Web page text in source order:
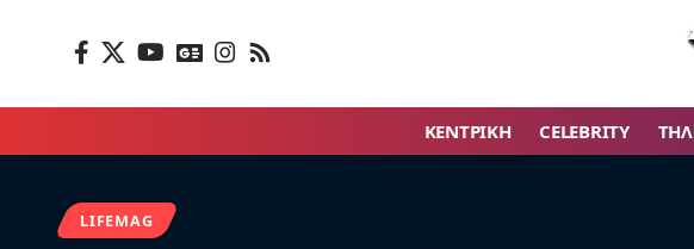
ΚΕΝΤΡΙΚΗ CELEBRITY
LIFEMAG